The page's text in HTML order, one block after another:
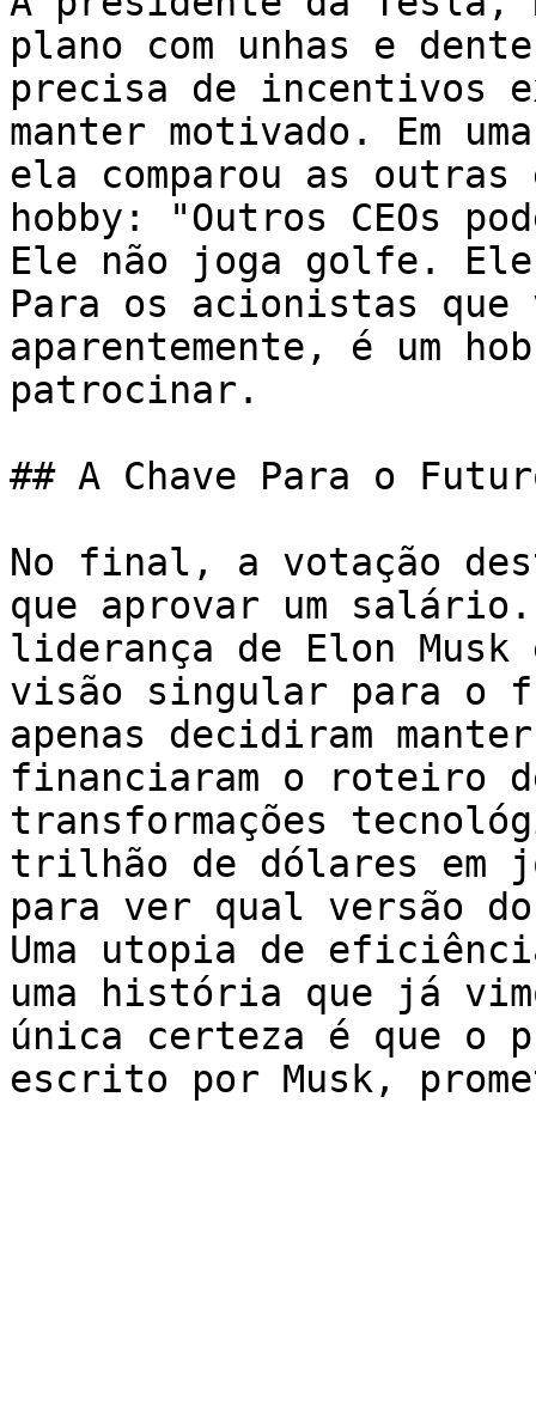
plano com unhas e
precisa de incentivos
manter motivado. Em
ela comparou as outras
hobby: "Outros CEOs
Ele não joga golfe.
Para os acionistas
aparentemente, é um
patrocinar.
## A Chave Para o
No final, a votação
que aprovar um
liderança de Elon Musk
visão singular para o
apenas decidiram
financiaram o roteiro
transformações
trilhão de dólares em
para ver qual versão
Uma utopia de
uma história que já
única certeza é que o
escrito por Musk,